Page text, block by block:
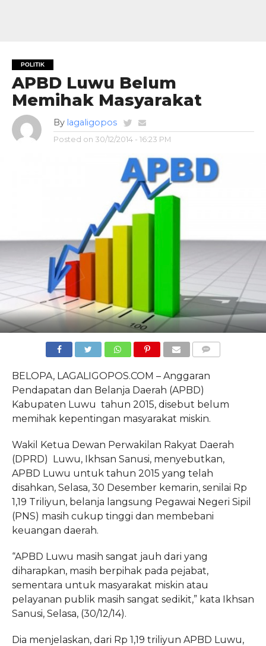
POLITIK
APBD Luwu Belum
Memihak Masyarakat
By lagaligopos
Posted on 30/12/2014 - 16:23 PM
BELOPA, LAGALIGOPOS.COM – Anggaran
Pendapatan dan Belanja Daerah (APBD)
Kabupaten Luwu tahun 2015, disebut belum
memihak kepentingan masyarakat miskin.
Wakil Ketua Dewan Perwakilan Rakyat Daerah
(DPRD) Luwu, Ikhsan Sanusi, menyebutkan,
APBD Luwu untuk tahun 2015 yang telah
disahkan, Selasa, 30 Desember kemarin, senilai Rp
1,19 Triliyun, belanja langsung Pegawai Negeri Sipil
(PNS) masih cukup tinggi dan membebani
keuangan daerah.
“APBD Luwu masih sangat jauh dari yang
diharapkan, masih berpihak pada pejabat,
sementara untuk masyarakat miskin atau
pelayanan publik masih sangat sedikit,” kata Ikhsan
Sanusi, Selasa, (30/12/14).
Dia menjelaskan, dari Rp 1,19 triliyun APBD Luwu,